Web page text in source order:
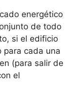
energético
de todo
si el edificio
para cada una
(para salir de
el